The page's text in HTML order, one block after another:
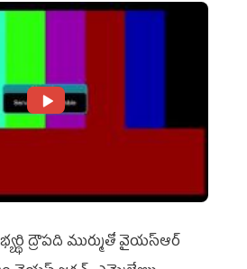
ద్రౌప‌ది ముర్ముతో వైయ‌స్ఆర్